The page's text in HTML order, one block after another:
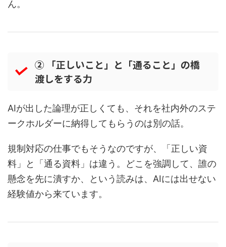
ん。
② 「正しいこと」と「通ること」の橋
渡しをする力
AIが出した論理が正しくても、それを社内外のステ
ークホルダーに納得してもらうのは別の話。
規制対応の仕事でもそうなのですが、「正しい資
料」と「通る資料」は違う。どこを強調して、誰の
懸念を先に潰すか、という読みは、AIには出せない
経験値から来ています。